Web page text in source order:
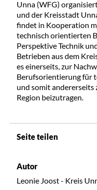
Unna (WFG)
und der Kreisstadt
findet in Kooperation
technisch orientierten
Perspektive Technik
Betrieben aus dem
es einerseits, zur
Berufsorientierung für
und somit andererseits
Region beizutragen.
Seite teilen
Autor
Leonie Joost - Kreis